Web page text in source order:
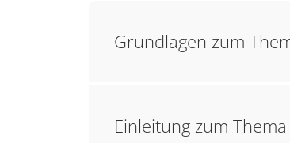
Grundlagen zum
Einleitung zum Thema